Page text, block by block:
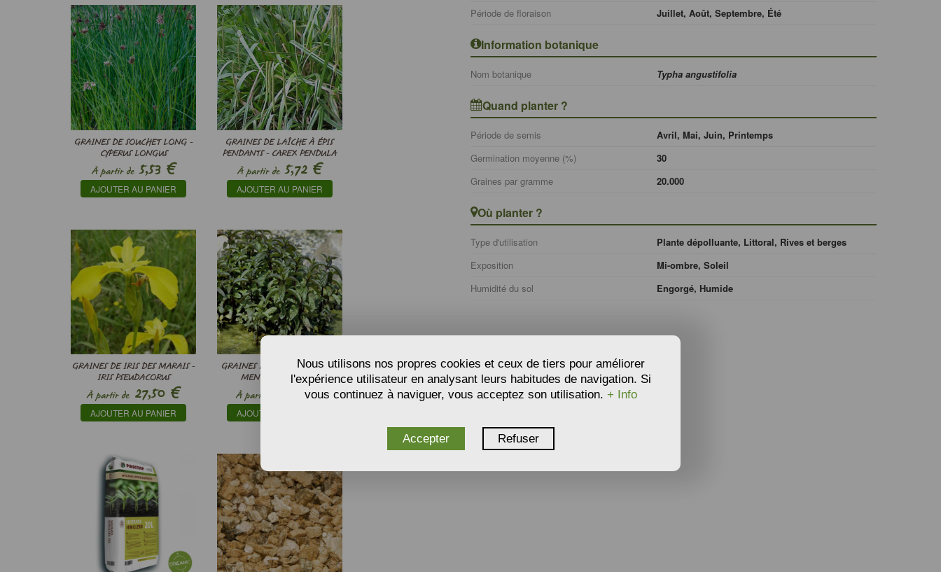
GRAINES DE SOUCHET LONG -
CYPERUS LONGUS
À partir de5,53€
AJOUTER AU PANIER
GRAINES DE LAÎCHE À ÉPIS
PENDANTS - CAREX PENDULA
À partir de5,72€
AJOUTER AU PANIER
GRAINES DE IRIS DES MARAIS -
IRIS PSEUDACORUS
À partir de27,50 €
AJOUTER AU PANIER
GRAINES DE MENTHE D’EAU -
MENTHA AQUATICA
À partir de 2,42€
AJOUTER AU PANIER
Période de floraison
Juillet, Août, Septembre, Été
Information botanique
Nom botanique Typha angustifolia
Quand planter ?
Période de semis
Avril, Mai, Juin, Printemps
Germination moyenne (%)
30
Graines par gramme
20.000
Où planter ?
Type d'utilisation
Plante dépolluante, Littoral, Rives et berges
Exposition
Mi-ombre, Soleil
Humidité du sol
Engorgé, Humide
Nous utilisons nos propres cookies et ceux de tiers pour améliorer
l'expérience utilisateur en analysant leurs habitudes de navigation. Si
vous continuez à naviguer, vous acceptez son utilisation. + Info
Accepter Refuser